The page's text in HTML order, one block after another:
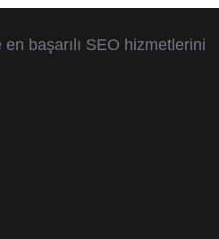
başarılı SEO hizmetlerini